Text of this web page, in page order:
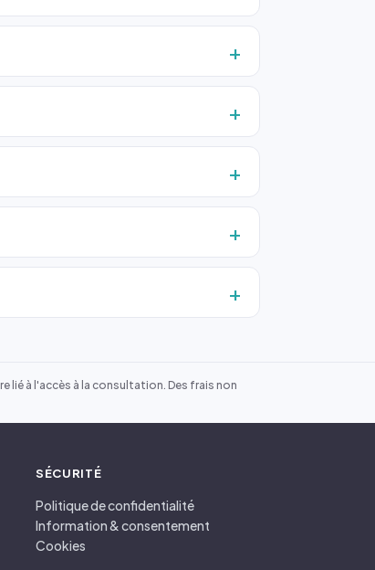
lié à l'accès à la consultation. Des frais non
SÉCURITÉ
Politique de confidentialité
Information & consentement
Cookies